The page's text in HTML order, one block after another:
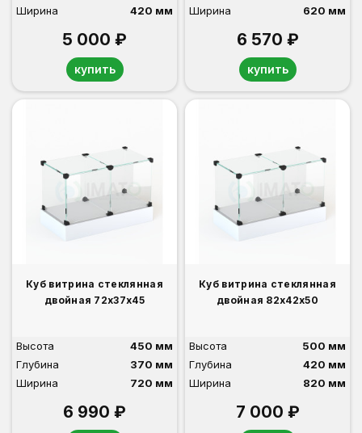
Ширина
420 мм
5 000 ₽
купить
Ширина
620 мм
6 570 ₽
купить
Куб витрина стеклянная
двойная 72х37х45
Высота
450 мм
Глубина
370 мм
Ширина
720 мм
6 990 ₽
Куб витрина стеклянная
двойная 82х42х50
Высота
500 мм
Глубина
420 мм
Ширина
820 мм
7 000 ₽